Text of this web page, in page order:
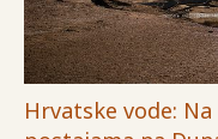
Hrvatske vode: